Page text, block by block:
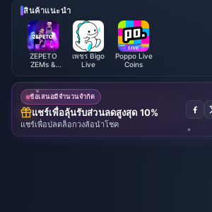
ะลำดับความสำคัญ
สินค้าแนะนำ
ZEPETO
ZEMs &
เพชร Bigo
Live
Poppo Live
Coins
ข้อเสนอมีจำนวนจำกัด
แชร์เพื่อลุ้นรับส่วนลดสูงสุด 10%
แชร์เพื่อปลดล็อกวงล้อนำโชค